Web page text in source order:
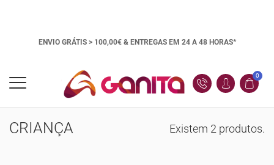
ENVIO GRÁTIS > 100,00€ & ENTREGAS EM 24 A 48 HORAS*
0
CRIANÇA Existem 2 produtos.